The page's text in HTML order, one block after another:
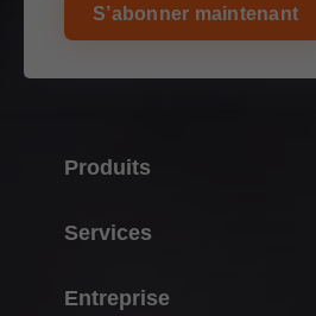
S’abonner maintenant
Produits
Systèmes de portes relevables
Services
Entreprise